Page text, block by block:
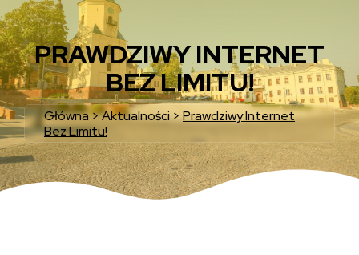
PRAWDZIWY INTERNET
BEZ LIMITU!
Główna>Aktualności> Prawdziwy Internet
Bez Limitu!